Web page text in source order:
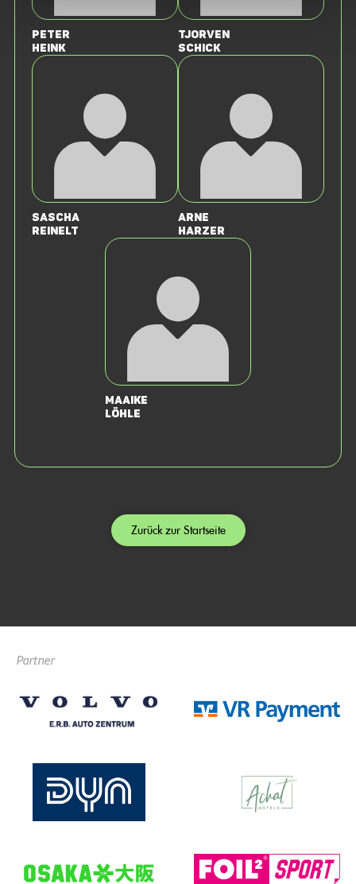
Peter
Heink
Tjorven
Schick
Sascha
Reinelt
Arne
Harzer
Maaike
Löhle
Zurück zur Startseite
Partner